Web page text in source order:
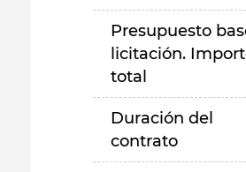
Presupuesto
licitación.
total
Duración del
contrato